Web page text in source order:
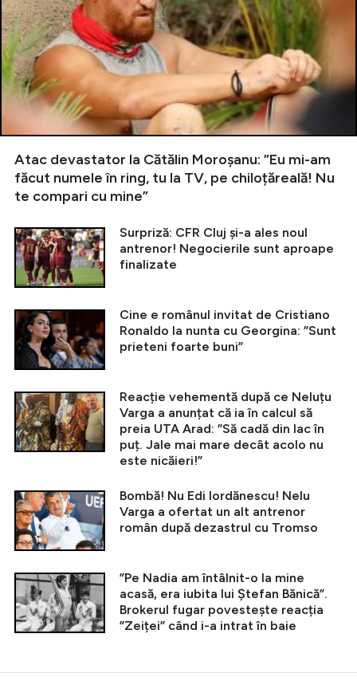
Atac devastator la Cătălin Moroșanu: ”Eu mi-am
făcut numele în ring, tu la TV, pe chiloțăreală! Nu
te compari cu mine”
Surpriză: CFR Cluj și-a ales noul
antrenor! Negocierile sunt aproape
finalizate
Cine e românul invitat de Cristiano
Ronaldo la nunta cu Georgina: ”Sunt
prieteni foarte buni”
Reacție vehementă după ce Neluțu
Varga a anunțat că ia în calcul să
preia UTA Arad: ”Să cadă din lac în
puț. Jale mai mare decât acolo nu
este nicăieri!”
Bombă! Nu Edi Iordănescu! Nelu
Varga a ofertat un alt antrenor
român după dezastrul cu Tromso
”Pe Nadia am întâlnit-o la mine
acasă, era iubita lui Ștefan Bănică”.
Brokerul fugar povestește reacția
”Zeiței” când i-a intrat în baie